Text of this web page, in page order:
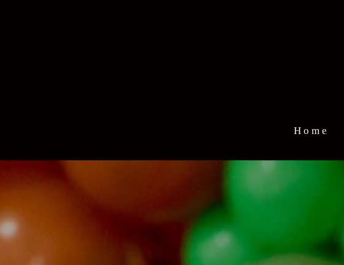
Home